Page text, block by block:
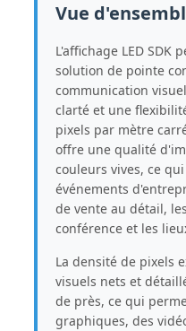
Vue
L'affichage LED SDK
solution de pointe
communication
clarté et une
pixels par mètre
offre une qualité
couleurs vives, ce
événements
de vente au détail,
conférence et les
La densité de pixels
visuels nets et
de près, ce qui
graphiques, des